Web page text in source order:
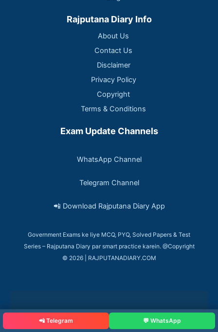
Rajputana Diary Info
About Us
Contact Us
Disclaimer
Privacy Policy
Copyright
Terms & Conditions
Exam Update Channels
WhatsApp Channel
Telegram Channel
📲 Download Rajputana Diary App
Government Exams ke liye MCQ, PYQ, Solved Papers & Test
Series – Rajputana Diary par smart practice karein. @Copyright
© 2026 | RAJPUTANADIARY.COM
📲 Telegram 💬 WhatsApp